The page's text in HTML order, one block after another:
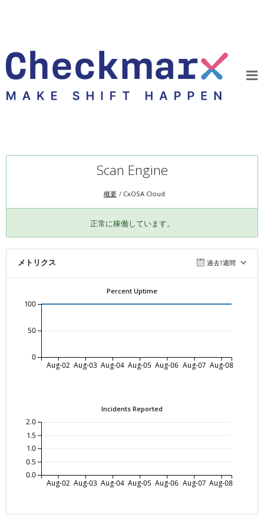
Scan Engine
概要 CxOSA Cloud
正常に稼働しています。
メトリクス 過去1週間
Percent Uptime
Aug-02 Aug-03 Aug-04 Aug-05 Aug-06 Aug-07 Aug-08
0
50
100
Incidents Reported
Aug-02 Aug-03 Aug-04 Aug-05 Aug-06 Aug-07 Aug-08
0.0
0.5
1.0
1.5
2.0